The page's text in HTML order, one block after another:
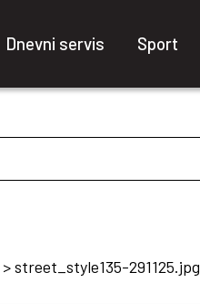
Dnevni servis Sport
>street_style135-291125.jpg